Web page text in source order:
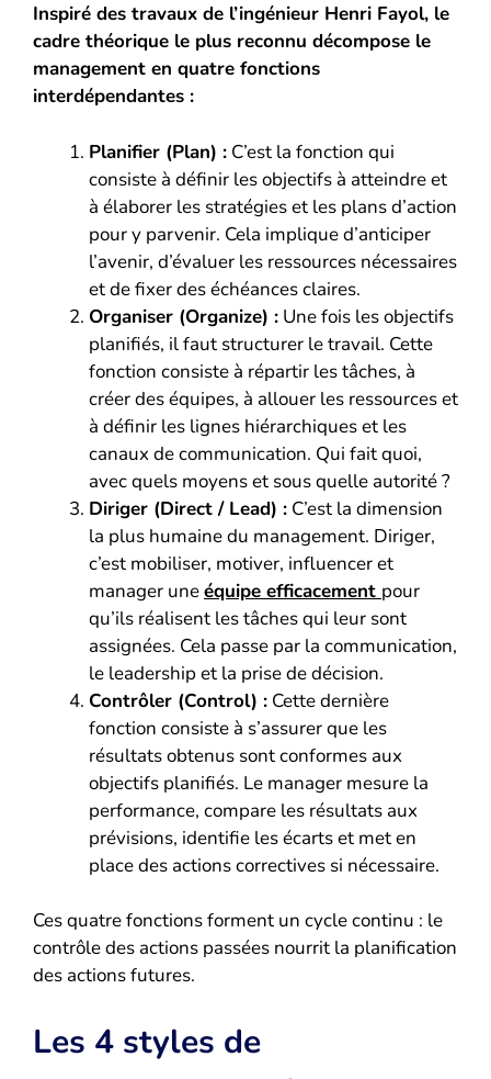
Inspiré des travaux de l’ingénieur Henri Fayol, le
cadre théorique le plus reconnu décompose le
management en quatre fonctions
interdépendantes :
Planifier (Plan) : C’est la fonction qui
consiste à définir les objectifs à atteindre et
à élaborer les stratégies et les plans d’action
pour y parvenir. Cela implique d’anticiper
l’avenir, d’évaluer les ressources nécessaires
et de fixer des échéances claires.
Organiser (Organize) : Une fois les objectifs
planifiés, il faut structurer le travail. Cette
fonction consiste à répartir les tâches, à
créer des équipes, à allouer les ressources et
à définir les lignes hiérarchiques et les
canaux de communication. Qui fait quoi,
avec quels moyens et sous quelle autorité ?
Diriger (Direct / Lead) : C’est la dimension
la plus humaine du management. Diriger,
c’est mobiliser, motiver, influencer et
manager uneéquipe efficacement pour
qu’ils réalisent les tâches qui leur sont
assignées. Cela passe par la communication,
le leadership et la prise de décision.
Contrôler (Control) : Cette dernière
fonction consiste à s’assurer que les
résultats obtenus sont conformes aux
objectifs planifiés. Le manager mesure la
performance, compare les résultats aux
prévisions, identifie les écarts et met en
place des actions correctives si nécessaire.
Ces quatre fonctions forment un cycle continu : le
contrôle des actions passées nourrit la planification
des actions futures.
Les 4 styles de